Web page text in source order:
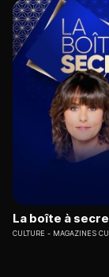
La boîte à
CULTURE MAGAZINES